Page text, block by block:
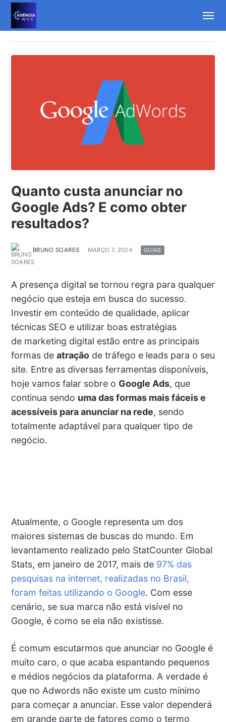
Quanto custa anunciar no
Google Ads? E como obter
resultados?
BRUNO SOARES MARÇO 7, 2024 GUIAS
A presença digital se tornou regra para qualquer
negócio que esteja em busca do sucesso.
Investir em conteúdo de qualidade, aplicar
técnicas SEO e utilizar boas estratégias
de marketing digital estão entre as principais
formas de atraçãode tráfego e leads para o seu
site. Entre as diversas ferramentas disponíveis,
hoje vamos falar sobre o Google Ads, que
continua sendo uma das formas mais fáceis e
acessíveis para anunciar na rede, sendo
totalmente adaptável para qualquer tipo de
negócio.
Atualmente, o Google representa um dos
maiores sistemas de buscas do mundo. Em
levantamento realizado pelo StatCounter Global
Stats, em janeiro de 2017, mais de 97% das
pesquisas na internet, realizadas no Brasil,
foram feitas utilizando o Google. Com esse
cenário, se sua marca não está visível no
Google, é como se ela não existisse.
É comum escutarmos que anunciar no Google é
muito caro, o que acaba espantando pequenos
e médios negócios da plataforma. A verdade é
que no Adwords não existe um custo mínimo
para começar a anunciar. Esse valor dependerá
em grande parte de fatores como o termo